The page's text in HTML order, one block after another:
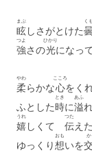
眩
まぶ
しさがとけた
くも
強
つよ
さの光
ひかり
になっ
柔
やわ
らかな心
こころ
をく
ふとした時
とき
に溢
あふ
嬉
うれ
しくて 伝
つた
え
ゆっくり想
おも
いを
か